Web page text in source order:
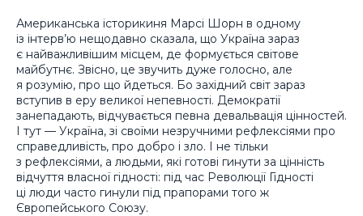
Американська історикиня Марсі Шорн в одному
із інтерв’ю нещодавно сказала, що Україна зараз
є найважливішим місцем, де формується світове
майбутнє. Звісно, це звучить дуже голосно, але
я розумію, про що йдеться. Бо західний світ зараз
вступив в еру великої непевності. Демократії
занепадають, відчувається певна девальвація цінностей.
І тут — Україна, зі своїми незручними рефлексіями про
справедливість, про добро і зло. І не тільки
з рефлексіями, а людьми, які готові гинути за цінність
відчуття власної гідності: під час Революції Гідності
ці люди часто гинули під прапорами того ж
Європейського Союзу.